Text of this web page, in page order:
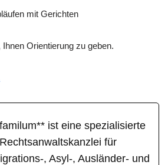
mit Gerichten
Orientierung zu geben.
ist eine spezialisierte
für
, Asyl-, Ausländer- und